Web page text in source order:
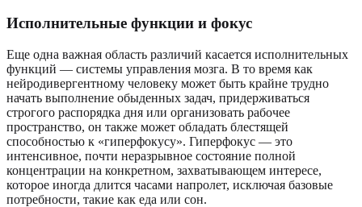
Исполнительные функции и фокус
Еще одна важная область различий касается исполнительных
функций — системы управления мозга. В то время как
нейродивергентному человеку может быть крайне трудно
начать выполнение обыденных задач, придерживаться
строгого распорядка дня или организовать рабочее
пространство, он также может обладать блестящей
способностью к «гиперфокусу». Гиперфокус — это
интенсивное, почти неразрывное состояние полной
концентрации на конкретном, захватывающем интересе,
которое иногда длится часами напролет, исключая базовые
потребности, такие как еда или сон.